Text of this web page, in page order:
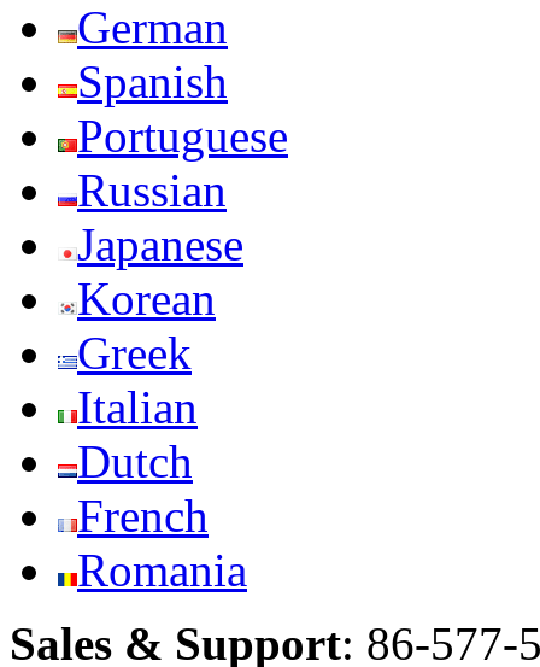
German
Spanish
Portuguese
Russian
Japanese
Korean
Greek
Italian
Dutch
French
Romania
Sales & Support: 86-577-